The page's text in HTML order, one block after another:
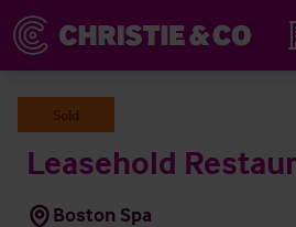
Sold
Leasehold
Boston Spa